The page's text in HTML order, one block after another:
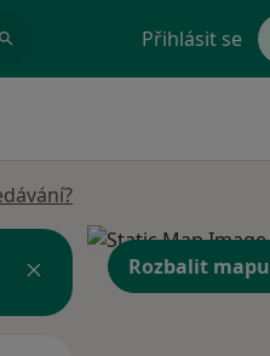
Přihlásit se
Rozbalit mapu